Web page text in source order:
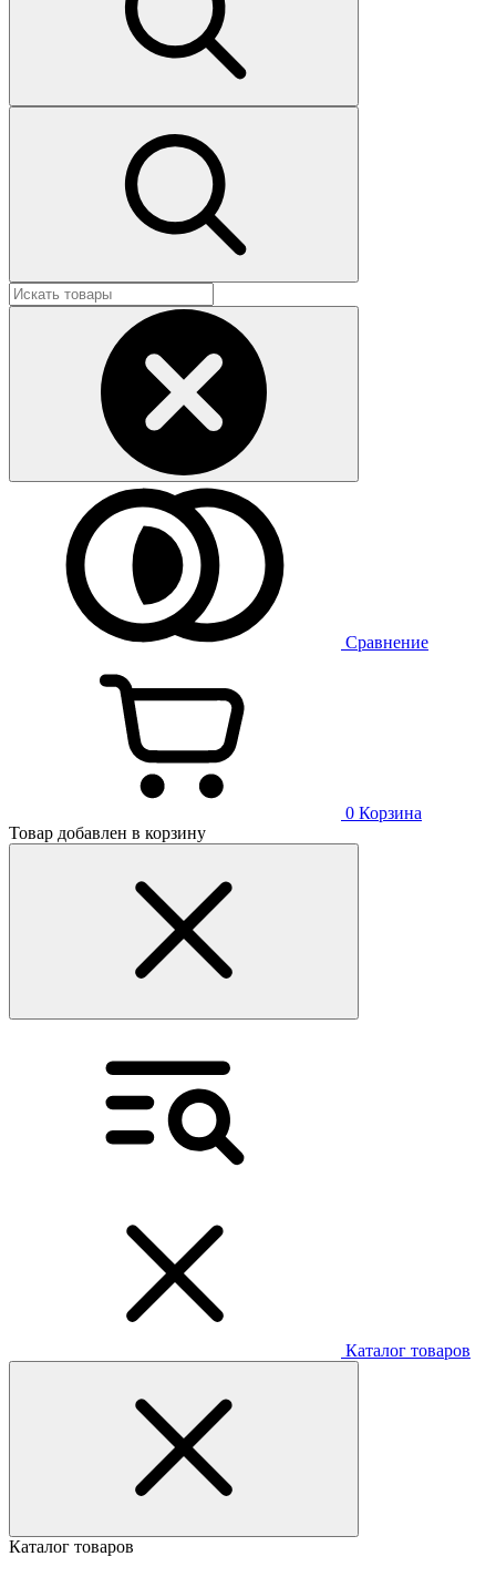
Сравнение
0 Корзина
Товар добавлен в корзину
Каталог товаров
Каталог товаров